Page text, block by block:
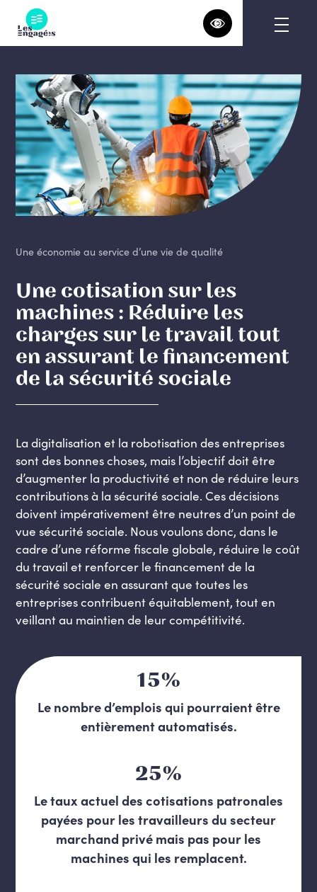
content
Une économie au service d’une vie de qualité
Une cotisation sur les
machines : Réduire les
charges sur le travail tout
en assurant le financement
de la sécurité sociale
La digitalisation et la robotisation des entreprises
sont des bonnes choses, mais l’objectif doit être
d’augmenter la productivité et non de réduire leurs
contributions à la sécurité sociale. Ces décisions
doivent impérativement être neutres d’un point de
vue sécurité sociale. Nous voulons donc, dans le
cadre d’une réforme fiscale globale, réduire le coût
du travail et renforcer le financement de la
sécurité sociale en assurant que toutes les
entreprises contribuent équitablement, tout en
veillant au maintien de leur compétitivité.
15%
Le nombre d’emplois qui pourraient être
entièrement automatisés.
25%
Le taux actuel des cotisations patronales
payées pour les travailleurs du secteur
marchand privé mais pas pour les
machines qui les remplacent.